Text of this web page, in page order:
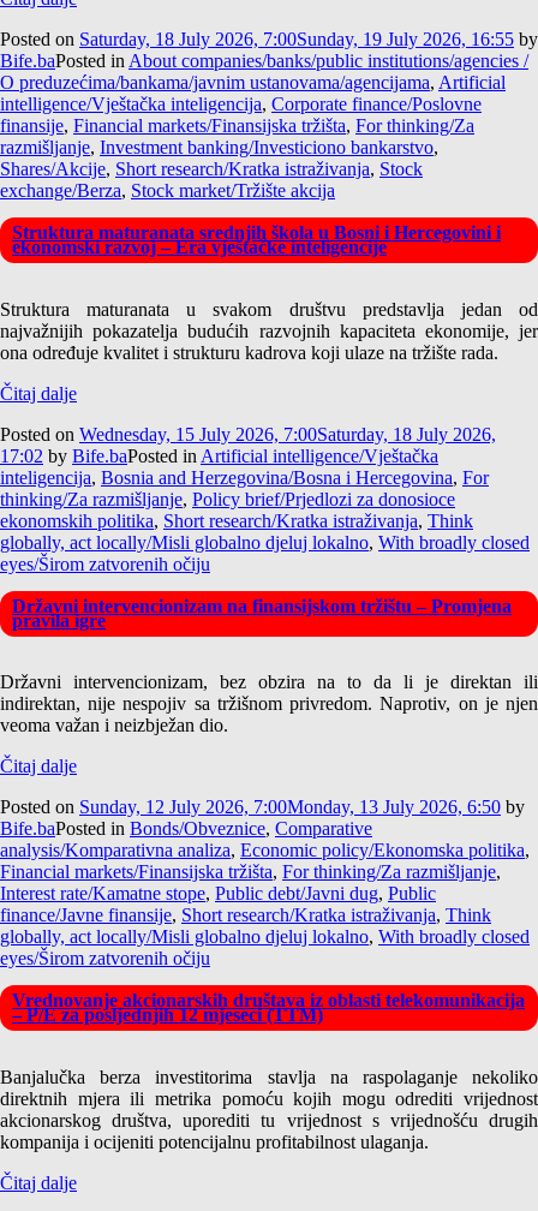
Posted on Saturday, 18 July 2026, 7:00Sunday, 19 July 2026, 16:55 by
Bife.baPosted in About companies/banks/public institutions/agencies /
O preduzećima/bankama/javnim ustanovama/agencijama, Artificial
intelligence/Vještačka inteligencija, Corporate finance/Poslovne
finansije, Financial markets/Finansijska tržišta, For thinking/Za
razmišljanje, Investment banking/Investiciono bankarstvo,
Shares/Akcije, Short research/Kratka istraživanja, Stock
exchange/Berza, Stock market/Tržište akcija
Struktura maturanata srednjih škola u Bosni i Hercegovini i
ekonomski razvoj – Era vještačke inteligencije
Struktura maturanata u svakom društvu predstavlja jedan od
najvažnijih pokazatelja budućih razvojnih kapaciteta ekonomije, jer
ona određuje kvalitet i strukturu kadrova koji ulaze na tržište rada.
Čitaj dalje
Posted on Wednesday, 15 July 2026, 7:00Saturday, 18 July 2026,
17:02 by Bife.baPosted in Artificial intelligence/Vještačka
inteligencija, Bosnia and Herzegovina/Bosna i Hercegovina, For
thinking/Za razmišljanje, Policy brief/Prjedlozi za donosioce
ekonomskih politika, Short research/Kratka istraživanja, Think
globally, act locally/Misli globalno djeluj lokalno, With broadly closed
eyes/Širom zatvorenih očiju
Državni intervencionizam na finansijskom tržištu – Promjena
pravila igre
Državni intervencionizam, bez obzira na to da li je direktan ili
indirektan, nije nespojiv sa tržišnom privredom. Naprotiv, on je njen
veoma važan i neizbježan dio.
Čitaj dalje
Posted on Sunday, 12 July 2026, 7:00Monday, 13 July 2026, 6:50 by
Bife.baPosted in Bonds/Obveznice, Comparative
analysis/Komparativna analiza, Economic policy/Ekonomska politika,
Financial markets/Finansijska tržišta, For thinking/Za razmišljanje,
Interest rate/Kamatne stope, Public debt/Javni dug, Public
finance/Javne finansije, Short research/Kratka istraživanja, Think
globally, act locally/Misli globalno djeluj lokalno, With broadly closed
eyes/Širom zatvorenih očiju
Vrednovanje akcionarskih društava iz oblasti telekomunikacija
– P/E za posljednjih 12 mjeseci (TTM)
Banjalučka berza investitorima stavlja na raspolaganje nekoliko
direktnih mjera ili metrika pomoću kojih mogu odrediti vrijednost
akcionarskog društva, uporediti tu vrijednost s vrijednošću drugih
kompanija i ocijeniti potencijalnu profitabilnost ulaganja.
Čitaj dalje